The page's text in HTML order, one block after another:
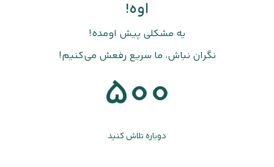
اوه!
یه مشکلی پیش اومده!
نگران نباش، ما سریع رفعش می‌کنیم!
500
دوباره تلاش کنید